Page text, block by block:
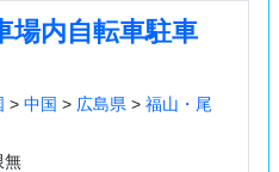
場内自転車駐車
> 中国 > 広島県 > 福山・尾
無